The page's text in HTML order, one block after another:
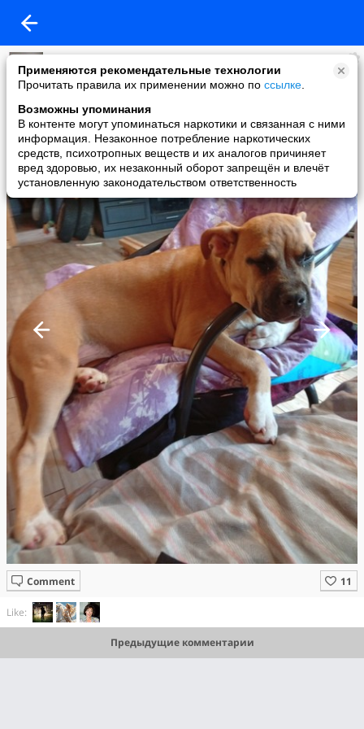
Применяются рекомендательные технологии
Прочитать правила их применении можно по ссылке
Возможны упоминания
В контенте могут упоминаться наркотики и связанная с ними
информация. Незаконное потребление наркотических
средств, психотропных веществ и их аналогов причиняет
вред здоровью, их незаконный оборот запрещён и влечёт
установленную законодательством ответственность
Михаил Смирнов
added a photo
02 Nov в 20:16
Comment
Like:
Предыдущие комментарии